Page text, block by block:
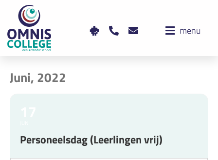
menu
Juni, 2022
Personeelsdag (Leerlingen vrij)